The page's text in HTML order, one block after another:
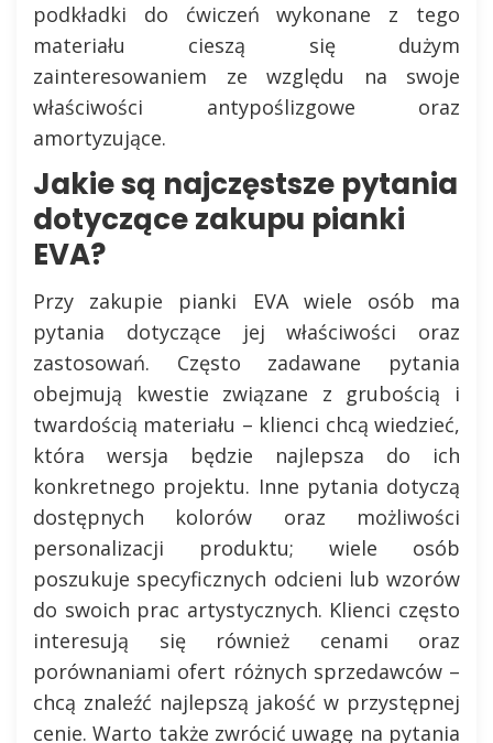
podkładki do ćwiczeń wykonane z tego
materiału cieszą się dużym
zainteresowaniem ze względu na swoje
właściwości antypoślizgowe oraz
amortyzujące.
Jakie są najczęstsze pytania
dotyczące zakupu pianki
EVA?
Przy zakupie pianki EVA wiele osób ma
pytania dotyczące jej właściwości oraz
zastosowań. Często zadawane pytania
obejmują kwestie związane z grubością i
twardością materiału – klienci chcą wiedzieć,
która wersja będzie najlepsza do ich
konkretnego projektu. Inne pytania dotyczą
dostępnych kolorów oraz możliwości
personalizacji produktu; wiele osób
poszukuje specyficznych odcieni lub wzorów
do swoich prac artystycznych. Klienci często
interesują się również cenami oraz
porównaniami ofert różnych sprzedawców –
chcą znaleźć najlepszą jakość w przystępnej
cenie. Warto także zwrócić uwagę na pytania